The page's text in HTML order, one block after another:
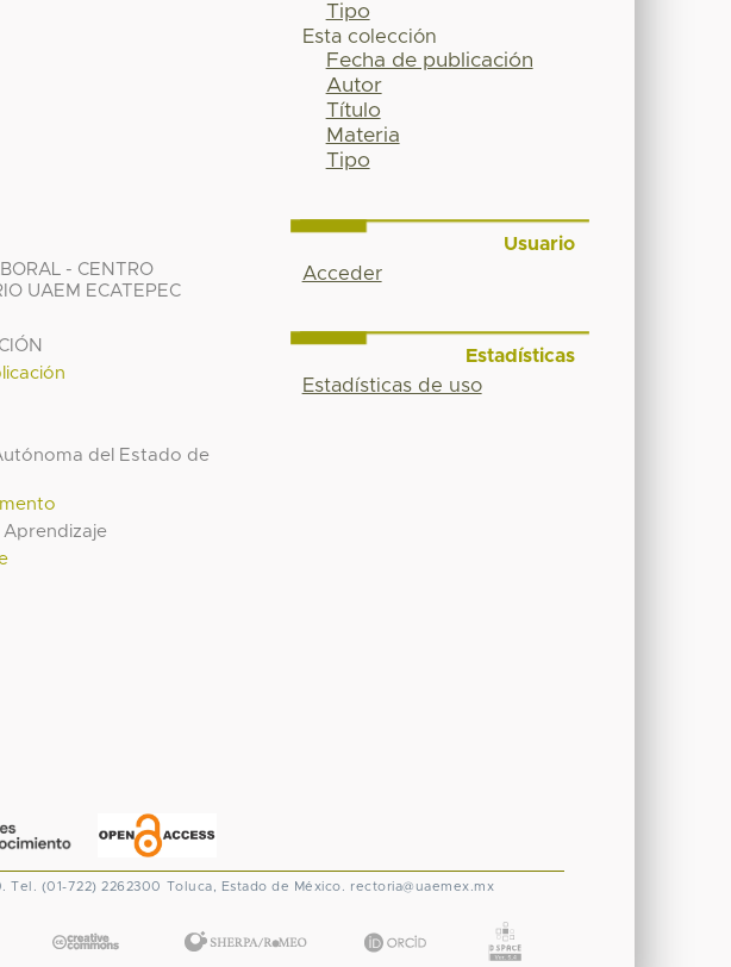
- CENTRO
UAEM ECATEPEC
del Estado de
Tipo
Esta colección
Fecha de publicación
Autor
Título
Materia
Tipo
Usuario
Acceder
Estadísticas
Estadísticas de uso
Tel. (01-722) 2262300 Toluca, Estado de México. rectoria@uaemex.mx